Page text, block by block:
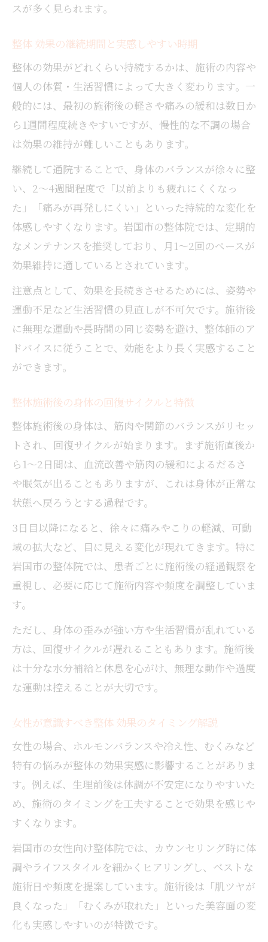
スが多く見られます。
整体 効果の継続期間と実感しやすい時期
整体の効果がどれくらい持続するかは、施術の内容や
個人の体質・生活習慣によって大きく変わります。一
般的には、最初の施術後の軽さや痛みの緩和は数日か
ら1週間程度続きやすいですが、慢性的な不調の場合
は効果の維持が難しいこともあります。
継続して通院することで、身体のバランスが徐々に整
い、2〜4週間程度で「以前よりも疲れにくくなっ
た」「痛みが再発しにくい」といった持続的な変化を
体感しやすくなります。岩国市の整体院では、定期的
なメンテナンスを推奨しており、月1〜2回のペースが
効果維持に適しているとされています。
注意点として、効果を長続きさせるためには、姿勢や
運動不足など生活習慣の見直しが不可欠です。施術後
に無理な運動や長時間の同じ姿勢を避け、整体師のア
ドバイスに従うことで、効能をより長く実感すること
ができます。
整体施術後の身体の回復サイクルと特徴
整体施術後の身体は、筋肉や関節のバランスがリセッ
トされ、回復サイクルが始まります。まず施術直後か
ら1〜2日間は、血流改善や筋肉の緩和によるだるさ
や眠気が出ることもありますが、これは身体が正常な
状態へ戻ろうとする過程です。
3日目以降になると、徐々に痛みやこりの軽減、可動
域の拡大など、目に見える変化が現れてきます。特に
岩国市の整体院では、患者ごとに施術後の経過観察を
重視し、必要に応じて施術内容や頻度を調整していま
す。
ただし、身体の歪みが強い方や生活習慣が乱れている
方は、回復サイクルが遅れることもあります。施術後
は十分な水分補給と休息を心がけ、無理な動作や過度
な運動は控えることが大切です。
女性が意識すべき整体 効果のタイミング解説
女性の場合、ホルモンバランスや冷え性、むくみなど
特有の悩みが整体の効果実感に影響することがありま
す。例えば、生理前後は体調が不安定になりやすいた
め、施術のタイミングを工夫することで効果を感じや
すくなります。
岩国市の女性向け整体院では、カウンセリング時に体
調やライフスタイルを細かくヒアリングし、ベストな
施術日や頻度を提案しています。施術後は「肌ツヤが
良くなった」「むくみが取れた」といった美容面の変
化も実感しやすいのが特徴です。